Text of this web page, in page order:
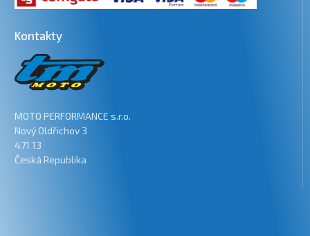
Kontakty
MOTO PERFORMANCE s.r.o.
Nový Oldřichov 3
471 13
Česká Republika